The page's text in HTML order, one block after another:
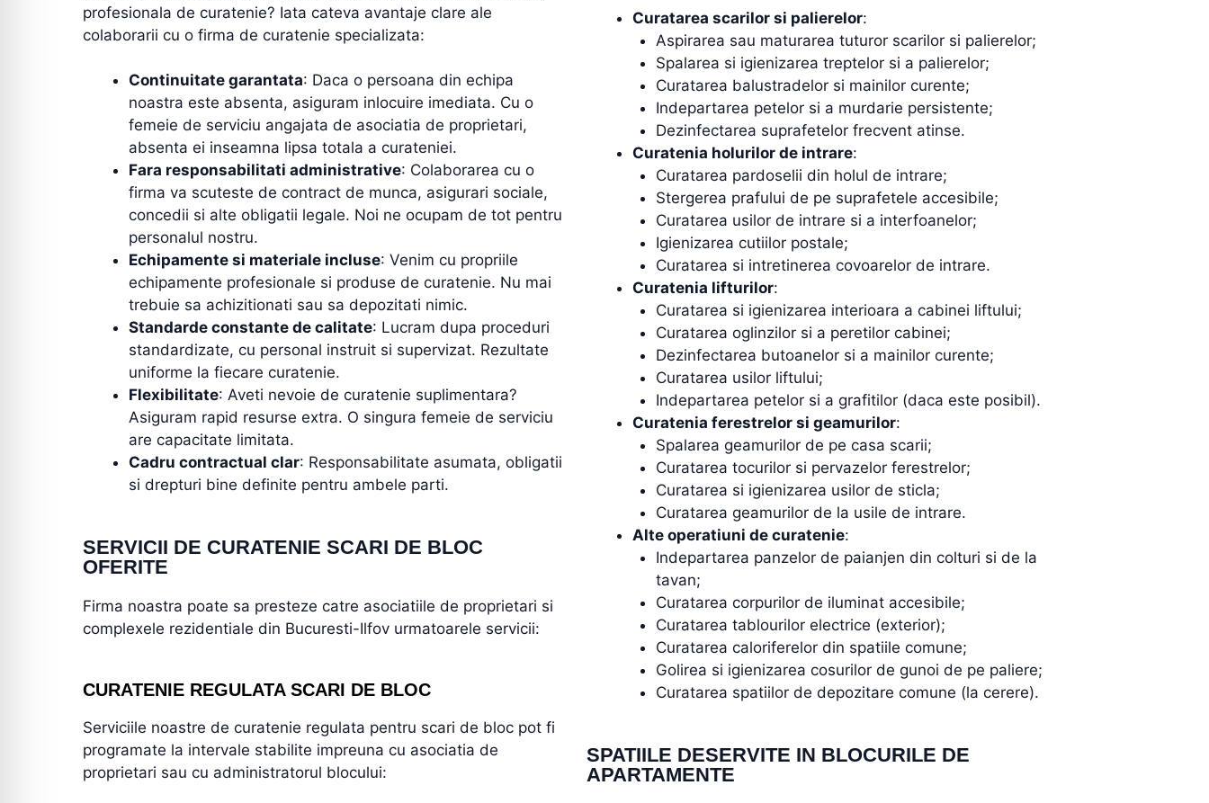
profesionala de curatenie? Iata cateva avantaje clare ale
colaborarii cu o firma de curatenie specializata:
Continuitate garantata: Daca o persoana din echipa
noastra este absenta, asiguram inlocuire imediata. Cu o
femeie de serviciu angajata de asociatia de proprietari,
absenta ei inseamna lipsa totala a curateniei.
Fara responsabilitati administrative: Colaborarea cu o
firma va scuteste de contract de munca, asigurari sociale,
concedii si alte obligatii legale. Noi ne ocupam de tot pentru
personalul nostru.
Echipamente si materiale incluse: Venim cu propriile
echipamente profesionale si produse de curatenie. Nu mai
trebuie sa achizitionati sau sa depozitati nimic.
Standarde constante de calitate: Lucram dupa proceduri
standardizate, cu personal instruit si supervizat. Rezultate
uniforme la fiecare curatenie.
Flexibilitate: Aveti nevoie de curatenie suplimentara?
Asiguram rapid resurse extra. O singura femeie de serviciu
are capacitate limitata.
Cadru contractual clar: Responsabilitate asumata, obligatii
si drepturi bine definite pentru ambele parti.
SERVICII DE CURATENIE SCARI DE BLOC
OFERITE
Firma noastra poate sa presteze catre asociatiile de proprietari si
complexele rezidentiale din Bucuresti-Ilfov urmatoarele servicii:
CURATENIE REGULATA SCARI DE BLOC
Serviciile noastre de curatenie regulata pentru scari de bloc pot fi
programate la intervale stabilite impreuna cu asociatia de
proprietari sau cu administratorul blocului:
Curatarea scarilor si palierelor:
Aspirarea sau maturarea tuturor scarilor si palierelor;
Spalarea si igienizarea treptelor si a palierelor;
Curatarea balustradelor si mainilor curente;
Indepartarea petelor si a murdarie persistente;
Dezinfectarea suprafetelor frecvent atinse.
Curatenia holurilor de intrare:
Curatarea pardoselii din holul de intrare;
Stergerea prafului de pe suprafetele accesibile;
Curatarea usilor de intrare si a interfoanelor;
Igienizarea cutiilor postale;
Curatarea si intretinerea covoarelor de intrare.
Curatenia lifturilor:
Curatarea si igienizarea interioara a cabinei liftului;
Curatarea oglinzilor si a peretilor cabinei;
Dezinfectarea butoanelor si a mainilor curente;
Curatarea usilor liftului;
Indepartarea petelor si a grafitilor (daca este posibil).
Curatenia ferestrelor si geamurilor:
Spalarea geamurilor de pe casa scarii;
Curatarea tocurilor si pervazelor ferestrelor;
Curatarea si igienizarea usilor de sticla;
Curatarea geamurilor de la usile de intrare.
Alte operatiuni de curatenie:
Indepartarea panzelor de paianjen din colturi si de la
tavan;
Curatarea corpurilor de iluminat accesibile;
Curatarea tablourilor electrice (exterior);
Curatarea caloriferelor din spatiile comune;
Golirea si igienizarea cosurilor de gunoi de pe paliere;
Curatarea spatiilor de depozitare comune (la cerere).
SPATIILE DESERVITE IN BLOCURILE DE
APARTAMENTE